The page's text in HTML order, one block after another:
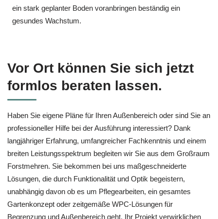
ein stark geplanter Boden voranbringen beständig ein
gesundes Wachstum.
Vor Ort können Sie sich jetzt
formlos beraten lassen.
Haben Sie eigene Pläne für Ihren Außenbereich oder sind Sie an
professioneller Hilfe bei der Ausführung interessiert? Dank
langjähriger Erfahrung, umfangreicher Fachkenntnis und einem
breiten Leistungsspektrum begleiten wir Sie aus dem Großraum
Forstmehren. Sie bekommen bei uns maßgeschneiderte
Lösungen, die durch Funktionalität und Optik begeistern,
unabhängig davon ob es um Pflegearbeiten, ein gesamtes
Gartenkonzept oder zeitgemäße WPC-Lösungen für
Begrenzung und Außenbereich geht. Ihr Projekt verwirklichen